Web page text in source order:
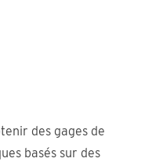
des gages de
basés sur des